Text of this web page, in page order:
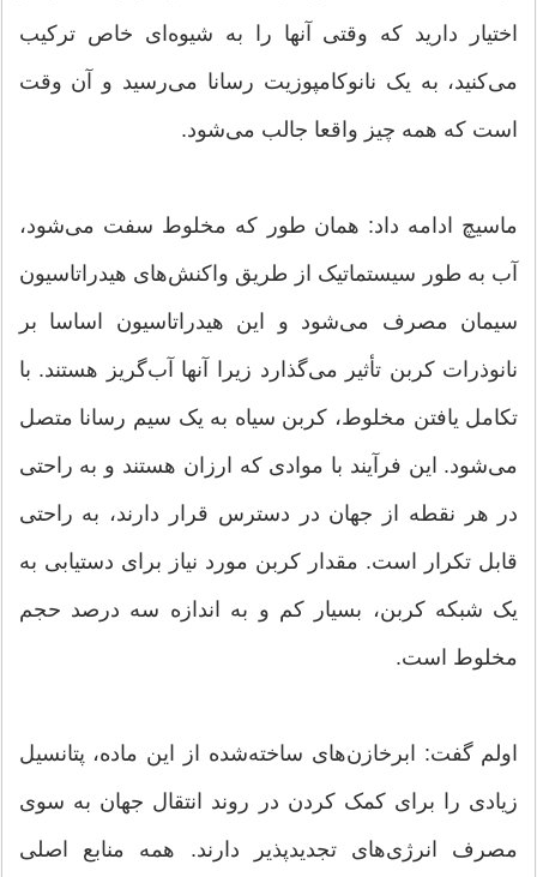
اختیار دارید که وقتی آنها را به شیوه‌ای خاص ترکیب
می‌کنید، به یک نانوکامپوزیت رسانا می‌رسید و آن وقت
است که همه چیز واقعا جالب می‌شود.
ماسیچ ادامه داد: همان طور که مخلوط سفت می‌شود،
آب به طور سیستماتیک از طریق واکنش‌های هیدراتاسیون
سیمان مصرف می‌شود و این هیدراتاسیون اساسا بر
نانوذرات کربن تأثیر می‌گذارد زیرا آنها آب‌گریز هستند. با
تکامل یافتن مخلوط، کربن سیاه به یک سیم رسانا متصل
می‌شود. این فرآیند با موادی که ارزان هستند و به راحتی
در هر نقطه از جهان در دسترس قرار دارند، به راحتی
قابل تکرار است. مقدار کربن مورد نیاز برای دستیابی به
یک شبکه کربن، بسیار کم و به اندازه سه درصد حجم
مخلوط است.
اولم گفت: ابرخازن‌های ساخته‌شده از این ماده، پتانسیل
زیادی را برای کمک کردن در روند انتقال جهان به سوی
مصرف انرژی‌های تجدیدپذیر دارند. همه منابع اصلی